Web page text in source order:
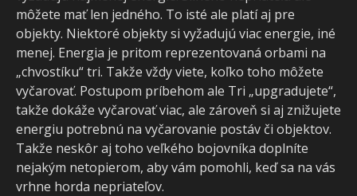
môžete mať len jedného. To isté ale platí aj pre
objekty. Niektoré objekty si vyžadujú viac energie, iné
menej. Energia je pritom reprezentovaná orbami na
„chvostíku“ tri. Takže vždy viete, koľko toho môžete
vyčarovať. Postupom príbehom ale Tri „upgradujete“,
takže dokáže vyčarovať viac, ale zároveň si aj znižujete
energiu potrebnú na vyčarovanie postáv či objektov.
Takže neskôr aj toho veľkého bojovníka doplníte
nejakým netopierom, aby vám pomohli, keď sa na vás
vrhne horda nepriateľov.